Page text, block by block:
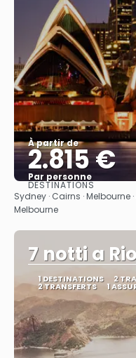
À partir de
2.815 €
Par personne
DESTINATIONS
Sydney · Cairns · Melbourne
Melbourne
7 notti a
1 DESTINATIONS 2
2 TRANSFERTS 1